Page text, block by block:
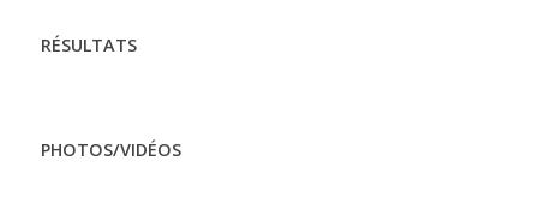
RÉSULTATS
PHOTOS/VIDÉOS